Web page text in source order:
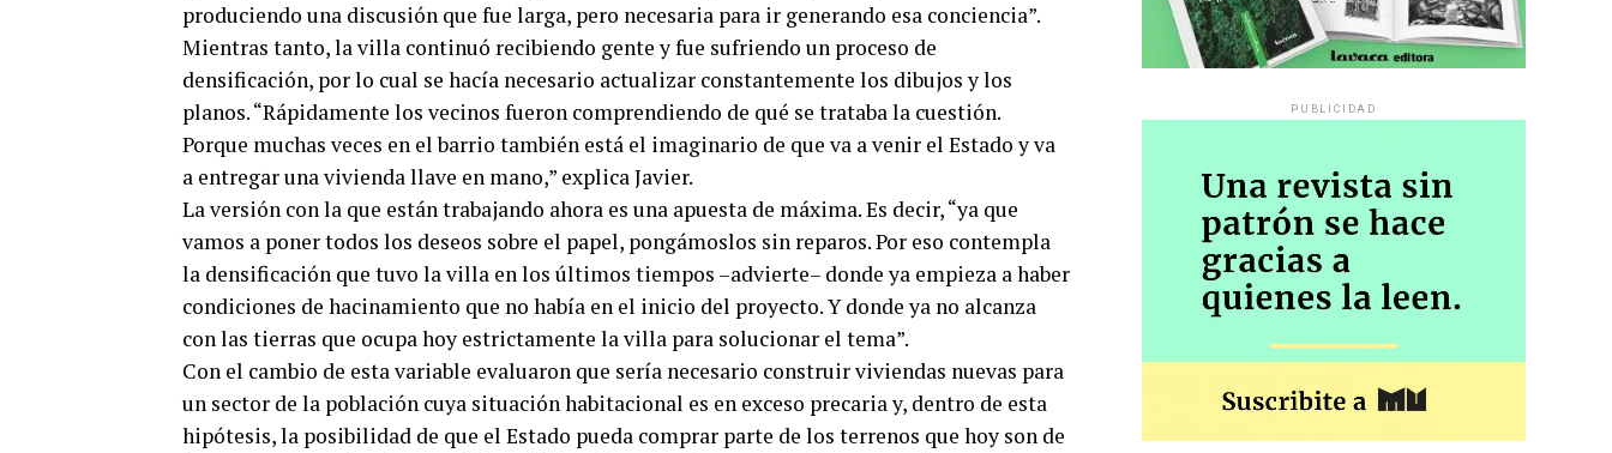
produciendo una discusión que fue larga, pero necesaria para ir generando esa conciencia”.
Mientras tanto, la villa continuó recibiendo gente y fue sufriendo un proceso de
densificación, por lo cual se hacía necesario actualizar constantemente los dibujos y los
planos. “Rápidamente los vecinos fueron comprendiendo de qué se trataba la cuestión.
Porque muchas veces en el barrio también está el imaginario de que va a venir el Estado y va
a entregar una vivienda llave en mano,” explica Javier.
La versión con la que están trabajando ahora es una apuesta de máxima. Es decir, “ya que
vamos a poner todos los deseos sobre el papel, pongámoslos sin reparos. Por eso contempla
la densificación que tuvo la villa en los últimos tiempos –advierte– donde ya empieza a haber
condiciones de hacinamiento que no había en el inicio del proyecto. Y donde ya no alcanza
con las tierras que ocupa hoy estrictamente la villa para solucionar el tema”.
Con el cambio de esta variable evaluaron que sería necesario construir viviendas nuevas para
un sector de la población cuya situación habitacional es en exceso precaria y, dentro de esta
hipótesis, la posibilidad de que el Estado pueda comprar parte de los terrenos que hoy son de
PUBLICIDAD